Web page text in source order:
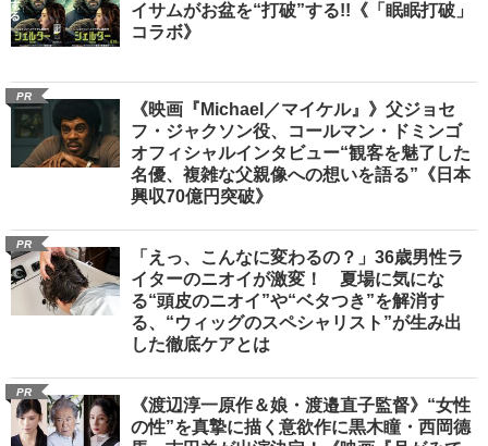
イサムがお盆を“打破”する!!《「眠眠打破」
コラボ》
PR
《映画『Michael／マイケル』》父ジョセ
フ・ジャクソン役、コールマン・ドミンゴ
オフィシャルインタビュー“観客を魅了した
名優、複雑な父親像への想いを語る”《日本
興収70億円突破》
PR
「えっ、こんなに変わるの？」36歳男性ラ
イターのニオイが激変！ 夏場に気にな
る“頭皮のニオイ”や“ベタつき”を解消す
る、“ウィッグのスペシャリスト”が生み出
した徹底ケアとは
PR
《渡辺淳一原作＆娘・渡邉直子監督》“女性
の性”を真摯に描く意欲作に黒木瞳・西岡德